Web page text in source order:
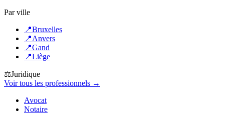
Par ville
📍Bruxelles
📍Anvers
📍Gand
📍Liège
⚖️Juridique
Voir tous les professionnels →
Avocat
Notaire